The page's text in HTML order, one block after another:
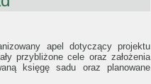
apel dotyczący projektu
przybliżone cele oraz założenia
księgę sadu oraz planowane